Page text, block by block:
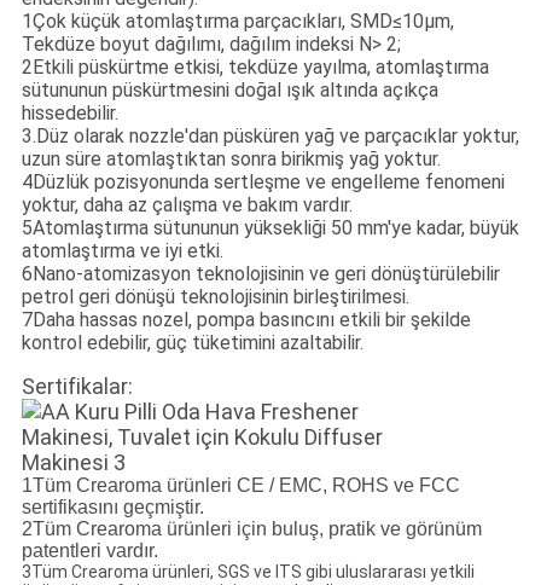
1Çok küçük atomlaştırma parçacıkları, SMD≤10μm,
Tekdüze boyut dağılımı, dağılım indeksi N> 2;
2Etkili püskürtme etkisi, tekdüze yayılma, atomlaştırma
sütununun püskürtmesini doğal ışık altında açıkça
hissedebilir.
3.Düz olarak nozzle'dan püsküren yağ ve parçacıklar yoktur,
uzun süre atomlaştıktan sonra birikmiş yağ yoktur.
4Düzlük pozisyonunda sertleşme ve engelleme fenomeni
yoktur, daha az çalışma ve bakım vardır.
5Atomlaştırma sütununun yüksekliği 50 mm'ye kadar, büyük
atomlaştırma ve iyi etki.
6Nano-atomizasyon teknolojisinin ve geri dönüştürülebilir
petrol geri dönüşü teknolojisinin birleştirilmesi.
7Daha hassas nozel, pompa basıncını etkili bir şekilde
kontrol edebilir, güç tüketimini azaltabilir.
Sertifikalar:
1Tüm Crearoma ürünleri CE / EMC, ROHS ve FCC
sertifikasını geçmiştir.
2Tüm Crearoma ürünleri için buluş, pratik ve görünüm
patentleri vardır.
3Tüm Crearoma ürünleri, SGS ve ITS gibi uluslararası yetkili